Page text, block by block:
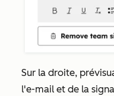
Sur la droite,
l'e-mail et de la